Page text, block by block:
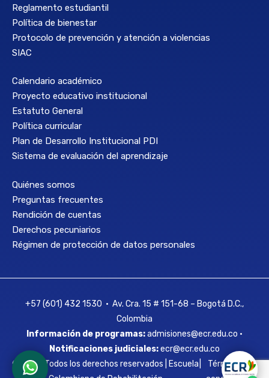
Reglamento estudiantil
Política de bienestar
Protocolo de prevención y atención a violencias
SIAC
Calendario académico
Proyecto educativo institucional
Estatuto General
Política curricular
Plan de Desarrollo Institucional PDI
Sistema de evaluación del aprendizaje
Quiénes somos
Preguntas frecuentes
Rendición de cuentas
Derechos pecuniarios
Régimen de protección de datos personales
+57 (601) 432 1530 • Av. Cra. 15 # 151-68 – Bogotá D.C.,
Colombia
Información de programas:admisiones@ecr.edu.co •
Notificaciones judiciales:ecr@ecr.edu.co
© 2026 Todos los derechos reservados | Escuela
Términos y